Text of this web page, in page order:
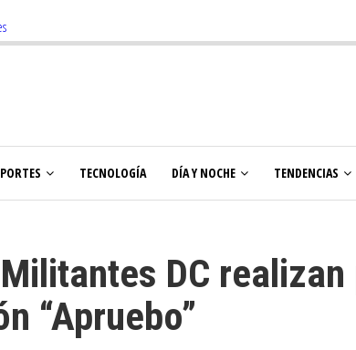
TECNOLOGÍA DÍA Y NOCHE TENDENCIAS
DC
“Apruebo”